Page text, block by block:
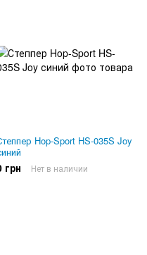
Hop-Sport HS-035S Joy
грн Нет в наличии